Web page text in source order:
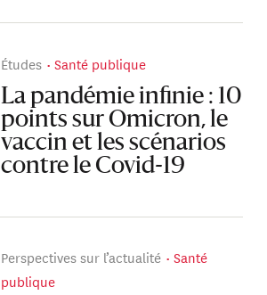
Études Santé publique
La pandémie infinie : 10
points sur Omicron, le
vaccin et les scénarios
contre le Covid-19
Perspectives sur l’actualité
Santé
publique